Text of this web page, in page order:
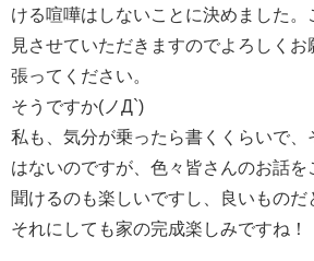
ける喧嘩はしないことに決めました
見させていただきますのでよろしく
張ってください。
そうですか(ノД`)
私も、気分が乗ったら書くくらいで、
はないのですが、色々皆さんのお話
聞けるのも楽しいですし、良いものだ
それにしても家の完成楽しみですね！